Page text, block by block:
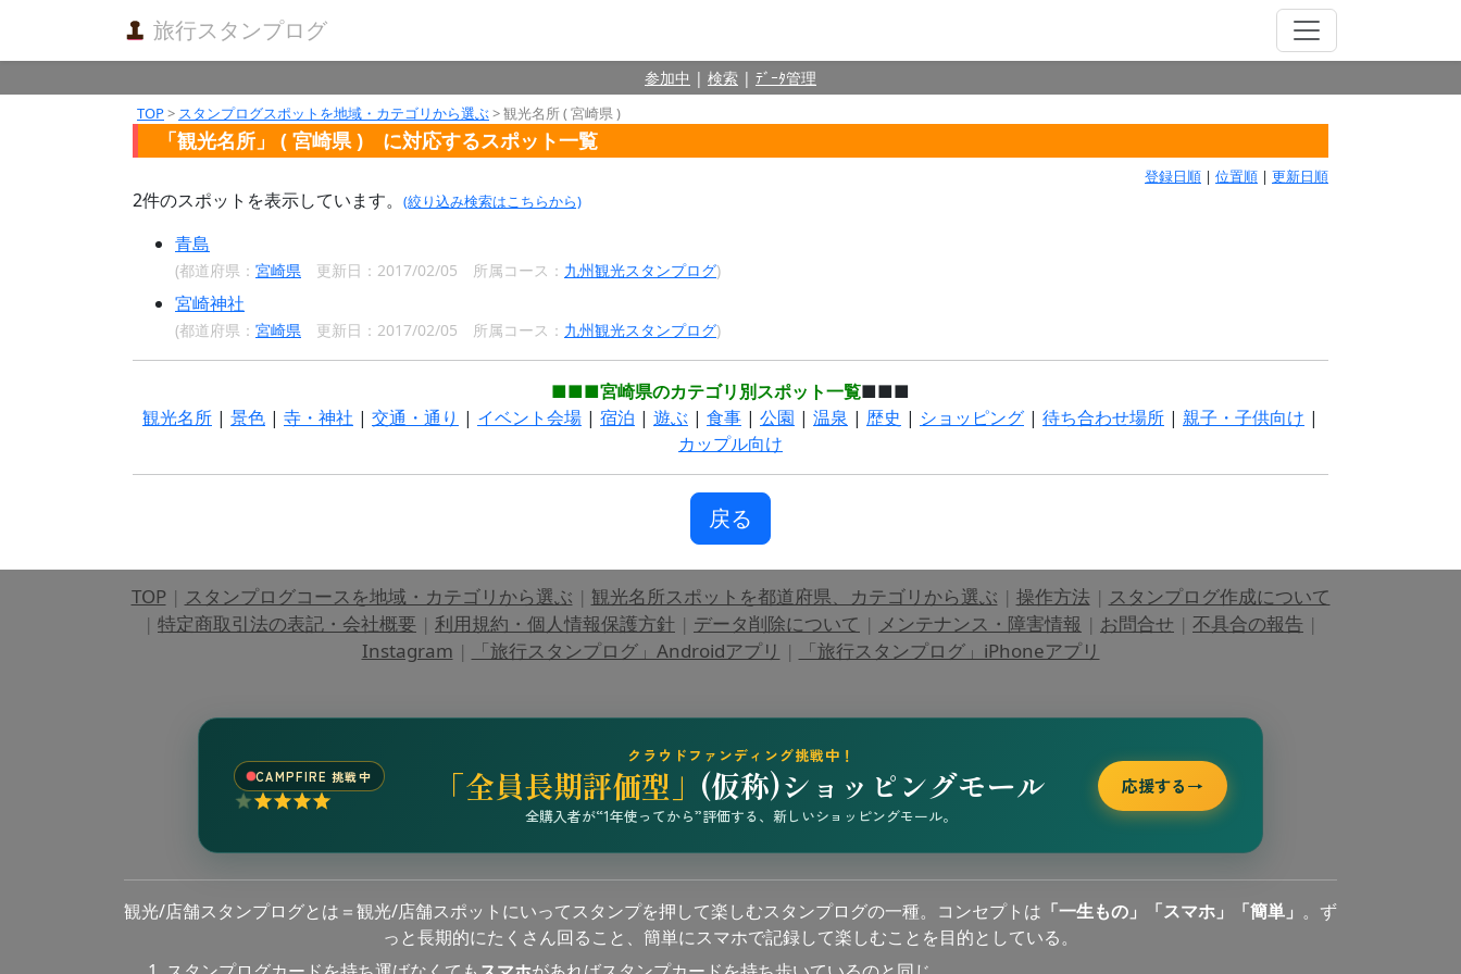
旅行スタンプログ
参加中 | 検索 | ﾃﾞｰﾀ管理
TOP> スタンプログスポットを地域・カテゴリから選ぶ> 観光名所 ( 宮崎県 )
「観光名所」 ( 宮崎県 ) に対応するスポット一覧
登録日順 | 位置順 | 更新日順
2件のスポットを表示しています。 (絞り込み検索はこちらから)
青島
(都道府県： 宮崎県 更新日：2017/02/05 所属コース： 九州観光スタンプログ)
宮崎神社
(都道府県： 宮崎県 更新日：2017/02/05 所属コース： 九州観光スタンプログ)
■■■宮崎県のカテゴリ別スポット一覧■■■
観光名所 | 景色 | 寺・神社 | 交通・通り | イベント会場 | 宿泊 | 遊ぶ | 食事 | 公園 | 温泉 | 歴史 | ショッピング | 待ち合わせ場所 | 親子・子供向け |
カップル向け
戻る
TOP| スタンプログコースを地域・カテゴリから選ぶ | 観光名所スポットを都道府県、カテゴリから選ぶ | 操作方法| スタンプログ作成について
| 特定商取引法の表記・会社概要 | 利用規約・個人情報保護方針 | データ削除について | メンテナンス・障害情報 | お問合せ | 不具合の報告 |
Instagram | 「旅行スタンプログ」Androidアプリ | 「旅行スタンプログ」iPhoneアプリ
CAMPFIRE 挑戦中
クラウドファンディング挑戦中！
「全員長期評価型」 (仮称)ショッピングモール
全購入者が“1年使ってから”評価する、新しいショッピングモール。
応援する→
観光/店舗スタンプログとは＝観光/店舗スポットにいってスタンプを押して楽しむスタンプログの一種。コンセプトは 「一生もの」「スマホ」「簡単」 。ず
っと長期的にたくさん回ること、簡単にスマホで記録して楽しむことを目的としている。